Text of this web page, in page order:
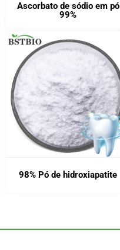
Ascorbato de sódio em pó
99%
98% Pó de hidroxiapatite